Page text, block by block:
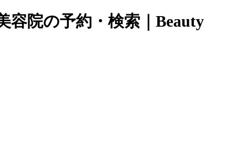
院の予約・検索｜Beauty